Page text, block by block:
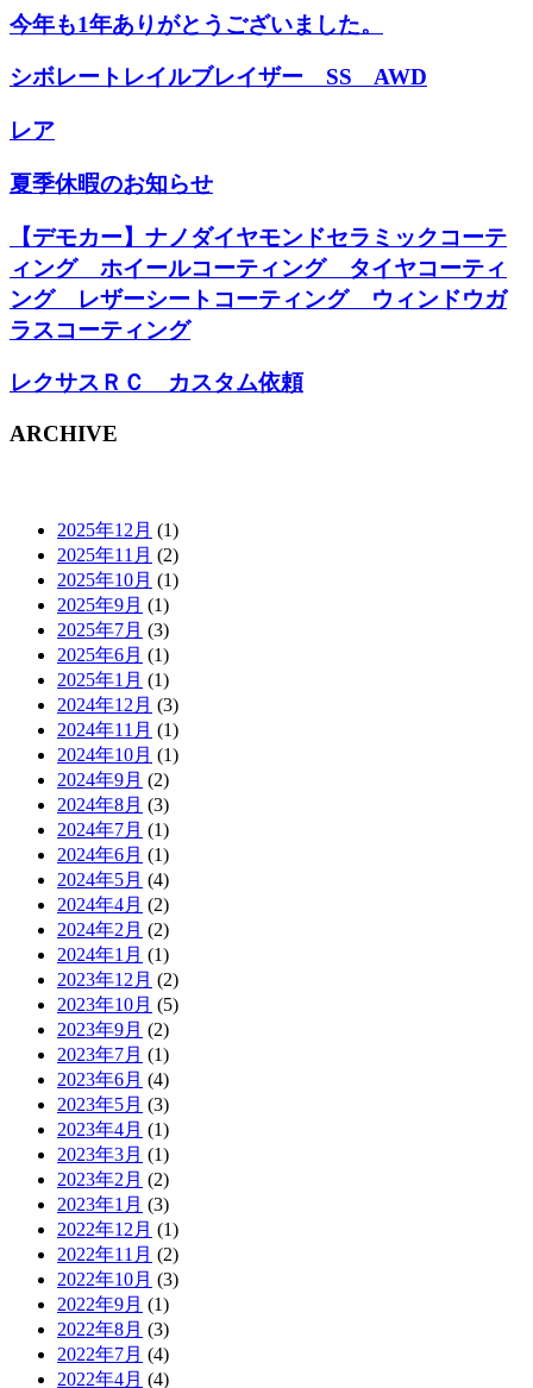
今年も1年ありがとうございました。
シボレートレイルブレイザー SS AWD
レア
夏季休暇のお知らせ
【デモカー】ナノダイヤモンドセラミックコーテ
ィング ホイールコーティング タイヤコーティ
ング レザーシートコーティング ウィンドウガ
ラスコーティング
レクサスＲＣ カスタム依頼
ARCHIVE
2025年12月 (1)
2025年11月 (2)
2025年10月 (1)
2025年9月 (1)
2025年7月 (3)
2025年6月 (1)
2025年1月 (1)
2024年12月 (3)
2024年11月 (1)
2024年10月 (1)
2024年9月 (2)
2024年8月 (3)
2024年7月 (1)
2024年6月 (1)
2024年5月 (4)
2024年4月 (2)
2024年2月 (2)
2024年1月 (1)
2023年12月 (2)
2023年10月 (5)
2023年9月 (2)
2023年7月 (1)
2023年6月 (4)
2023年5月 (3)
2023年4月 (1)
2023年3月 (1)
2023年2月 (2)
2023年1月 (3)
2022年12月 (1)
2022年11月 (2)
2022年10月 (3)
2022年9月 (1)
2022年8月 (3)
2022年7月 (4)
2022年4月 (4)